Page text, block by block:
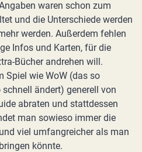
waren schon zum
und die Unterschiede werden
werden. Außerdem fehlen
Infos und Karten, für die
Bücher andrehen will.
Spiel wie WoW (das so
ändert) generell von
abraten und stattdessen
man sowieso immer die
viel umfangreicher als man
könnte.